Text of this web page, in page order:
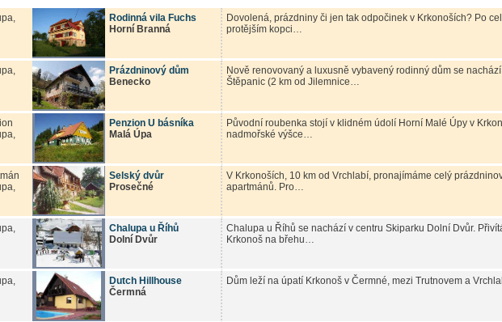
Rodinná vila Fuchs
Horní Branná
Dovolená, prázdniny či jen tak odpočinek v Krkonoších? Po
protějším kopci…
Prázdninový dům
Benecko
Nově renovovaný a luxusně vybavený rodinný dům se
Štěpanic (2 km od Jilemnice…
Penzion U básníka
Malá Úpa
Původní roubenka stojí v klidném údolí Horní Malé Úpy v
nadmořské výšce…
Selský dvůr
Prosečné
V Krkonoších, 10 km od Vrchlabí, pronajímáme celý
apartmánů. Pro…
Chalupa u Říhů
Dolní Dvůr
Chalupa u Říhů se nachází v centru Skiparku Dolní Dvůr.
Krkonoš na břehu…
Dutch Hillhouse
Čermná
Dům leží na úpatí Krkonoš v Čermné, mezi Trutnovem a